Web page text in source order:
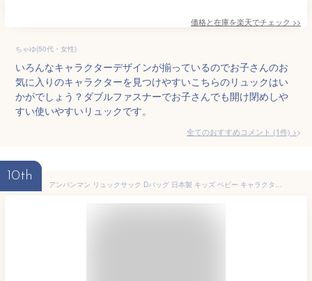
価格と在庫を楽天でチェック >>
ちゃゆ(50代・女性)
いろんなキャラクターデザインが揃っているのでお子さんのお
気に入りのキャラクターを見つけやすいこちらのリュックはい
かがでしょう？ダブルファスナーでお子さんでも開け閉めしや
すい使いやすいリュックです。
全てのおすすめコメント (1件) >
10th
アンパンマン リュックサック Dバッグ 日本製 キッズ ベビー キャラクター 保育園 幼稚園 小学生 旅行